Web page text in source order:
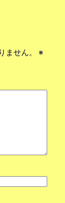
ません。
※